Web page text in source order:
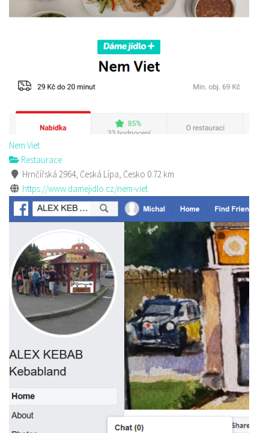
Nem Viet
Restaurace
Hrnčířská 2964, Česká Lípa, Česko 0.72 km
https://www.damejidlo.cz/nem-viet